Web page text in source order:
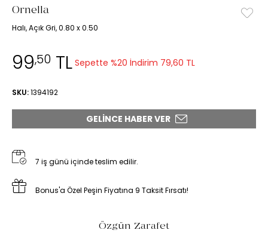
Ornella
Halı, Açık Gri, 0.80 x 0.50
99,50 TL Sepette %20 İndirim 79,60 TL
SKU:1394192
GELINCE HABER VER
7 iş günü içinde teslim edilir.
Bonus'a Özel Peşin Fiyatına 9 Taksit Fırsatı!
Özgün Zarafet